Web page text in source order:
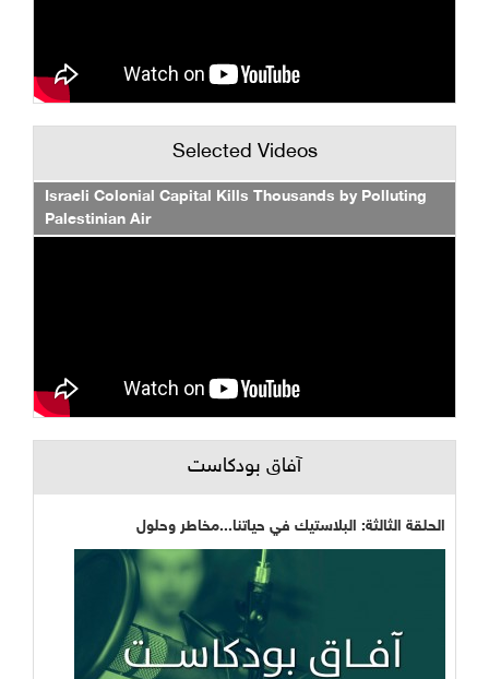
Selected Videos
Israeli Colonial Capital Kills Thousands by Polluting
Palestinian Air
آفاق بودكاست
الحلقة الثالثة: البلاستيك في حياتنا...مخاطر وحلول